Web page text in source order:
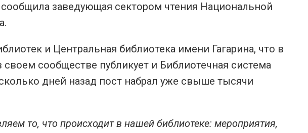
заведующая сектором чтения Национальной
и Центральная библиотека имени Гагарина, что в
сообществе публикует и Библиотечная система
дней назад пост набрал уже свыше тысячи
то, что происходит в нашей библиотеке: мероприятия,